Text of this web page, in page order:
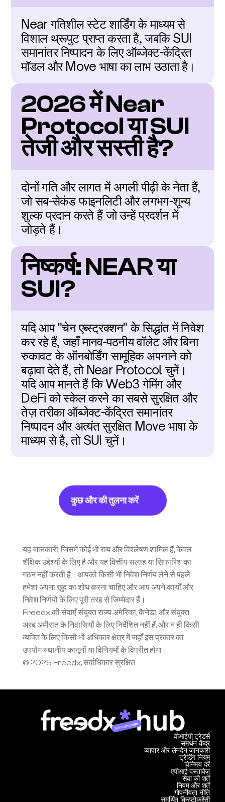
Near गतिशील स्टेट शार्डिंग के माध्यम से
विशाल थ्रूपुट प्राप्त करता है, जबकि SUI
समानांतर निष्पादन के लिए ऑब्जेक्ट-केंद्रित
मॉडल और Move भाषा का लाभ उठाता है।
2026 में Near
Protocol या SUI
तेजी और सस्ती है?
दोनों गति और लागत में अगली पीढ़ी के नेता हैं,
जो सब-सेकंड फाइनलिटी और लगभग-शून्य
शुल्क प्रदान करते हैं जो उन्हें प्रदर्शन में
जोड़ते हैं।
निष्कर्ष: NEAR या
SUI?
यदि आप "चेन एब्स्ट्रक्शन" के सिद्धांत में निवेश
कर रहे हैं, जहाँ मानव-पठनीय वॉलेट और बिना
रुकावट के ऑनबोर्डिंग सामूहिक अपनाने को
बढ़ावा देते हैं, तो Near Protocol चुनें।
यदि आप मानते हैं कि Web3 गेमिंग और
DeFi को स्केल करने का सबसे सुरक्षित और
तेज़ तरीका ऑब्जेक्ट-केंद्रित समानांतर
निष्पादन और अत्यंत सुरक्षित Move भाषा के
माध्यम से है, तो SUI चुनें।
कुछ और की तुलना करें
यह जानकारी, जिसमें कोई भी राय और विश्लेषण शामिल हैं, केवल
शैक्षिक उद्देश्यों के लिए है और यह वित्तीय सलाह या सिफारिश का
गठन नहीं करती है। आपको किसी भी निवेश निर्णय लेने से पहले
हमेशा अपना खुद का शोध करना चाहिए और आप अपने कार्यों और
निवेश निर्णयों के लिए पूरी तरह से जिम्मेदार हैं।
Freedx की सेवाएँ संयुक्त राज्य अमेरिका, कैनेडा, और संयुक्त
अरब अमीरात के निवासियों के लिए निर्देशित नहीं हैं, और न ही किसी
व्यक्ति के लिए किसी भी अधिकार क्षेत्र में जहाँ इस प्रकार का
उपयोग स्थानीय कानूनों या विनियमों के विपरीत होगा।
© 2025 Freedx, सर्वाधिकार सुरक्षित
Join campaign
समर्थन केंद्र
व्यापार और लेनदेन जानकारी
वीआईपी ट्रेडर्स
ट्रेडिंग नियम
विनिमय दरें
एपीआई दस्तावेज़
सेवा की शर्तें
नियम और शर्तें
गोपनीयता नीति
समर्थित क्रिप्टोकुरेंसी